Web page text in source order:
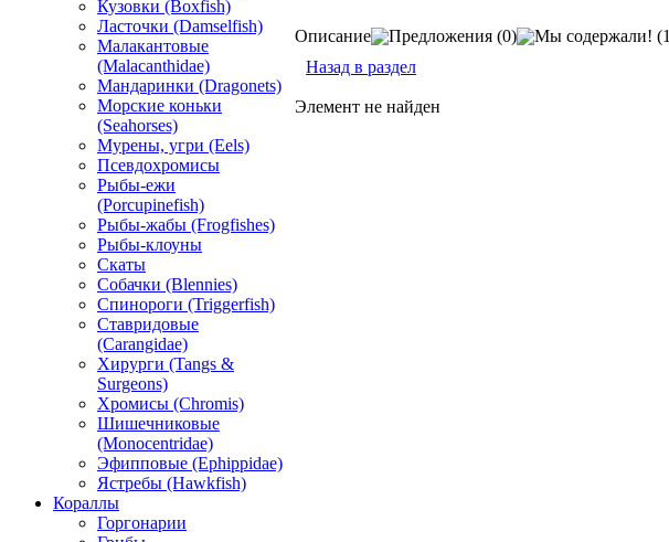
Кузовки (Boxfish)
Ласточки (Damselfish)
Малакантовые
(Malacanthidae)
Мандаринки (Dragonets)
Морские коньки
(Seahorses)
Мурены, угри (Eels)
Псевдохромисы
Рыбы-ежи
(Porcupinefish)
Рыбы-жабы (Frogfishes)
Рыбы-клоуны
Скаты
Собачки (Blennies)
Спинороги (Triggerfish)
Ставридовые
(Carangidae)
Хирурги (Tangs &
Surgeons)
Хромисы (Chromis)
Шишечниковые
(Monocentridae)
Эфипповые (Ephippidae)
Ястребы (Hawkfish)
Кораллы
Горгонарии
Описание Предложения (0)
Мы содержали!
Назад в раздел
Элемент не найден